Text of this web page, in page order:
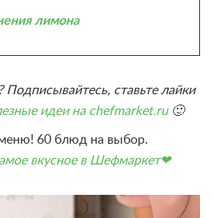
лимона
Подписывайтесь, ставьте лайки
идеи на chefmarket.ru 🙂
60 блюд на выбор.
вкусное в Шефмаркет❤